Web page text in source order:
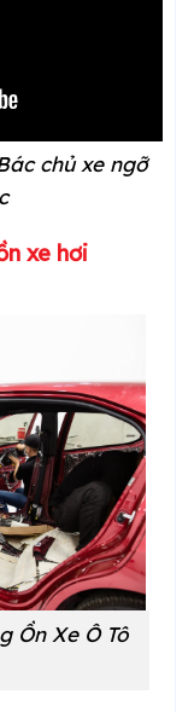
chủ xe ngỡ
xe hơi
Ồn Xe Ô Tô